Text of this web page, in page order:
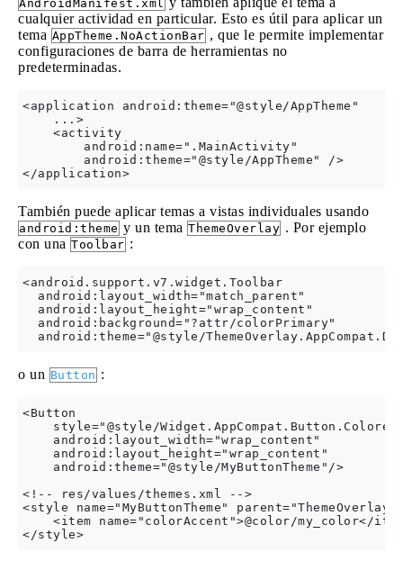
AndroidManifest.xml
cualquier actividad en particular. Esto es útil para aplicar un
tema AppTheme.NoActionBar , que le permite implementar
configuraciones de barra de herramientas no
predeterminadas.
<application android:theme="@style/AppTheme"
    ...>
    <activity
        android:name=".MainActivity"
        android:theme="@style/AppTheme" />
También puede aplicar temas a vistas individuales usando
android:theme y un tema ThemeOverlay . Por ejemplo
con una Toolbar :
<android.support.v7.widget.Toolbar
  android:layout_width="match_parent"
  android:layout_height="wrap_content"
  android:background="?attr/colorPrimary"
o un Button :
<Button
style="@style/
    android:layout_width="wrap_content"
    android:layout_height="wrap_content"
    android:theme="@style/MyButtonTheme"/>
<!-- res/values/themes.xml -->
<style name="MyButtonTheme"
<item name="colorAccent">@color/my_color</